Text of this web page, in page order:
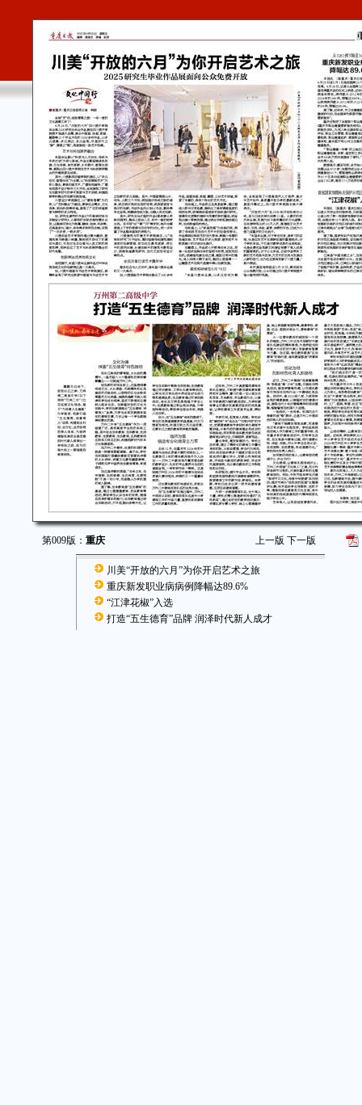
第009版： 重庆 上一版 下一版
川美“开放的六月”为你开启艺术之旅
重庆新发职业病病例降幅达89.6%
“江津花椒”入选
打造“五生德育”品牌 润泽时代新人成才